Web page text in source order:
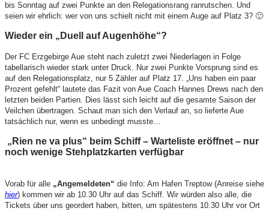
bis Sonntag auf zwei Punkte an den Relegationsrang ranrutschen. Und
seien wir ehrlich: wer von uns schielt nicht mit einem Auge auf Platz 3? 🙂
Wieder ein „Duell auf Augenhöhe“?
Der FC Erzgebirge Aue steht nach zuletzt zwei Niederlagen in Folge
tabellarisch wieder stark unter Druck. Nur zwei Punkte Vorsprung sind es
auf den Relegationsplatz, nur 5 Zähler auf Platz 17. „Uns haben ein paar
Prozent gefehlt“ lautete das Fazit von Aue Coach Hannes Drews nach den
letzten beiden Partien. Dies lässt sich leicht auf die gesamte Saison der
Veilchen übertragen. Schaut man sich den Verlauf an, so lieferte Aue
tatsächlich nur, wenn es unbedingt musste…
„Rien ne va plus“ beim Schiff – Warteliste eröffnet – nur
noch wenige Stehplatzkarten verfügbar
Vorab für alle „Angemeldeten“ die Info: Am Hafen Treptow (Anreise siehe
hier) kommen wir ab 10.30 Uhr auf das Schiff. Wir würden also alle, die
Tickets über uns geordert haben, bitten, um spätestens 10.30 Uhr vor Ort